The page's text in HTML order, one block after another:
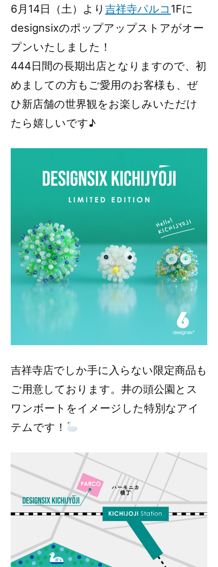
6月14日（土）より 吉祥寺パルコ 1Fに
designsixのポップアップストアがオー
プンいたしました！
444日間の長期出店となりますので、初
めましての方もご愛用のお客様も、ぜ
ひ新店舗の世界観をお楽しみいただけ
たら嬉しいです♪
吉祥寺店でしか手に入らない限定商品も
ご用意しております。井の頭公園とス
ワンボートをイメージした特別なアイ
テムです！